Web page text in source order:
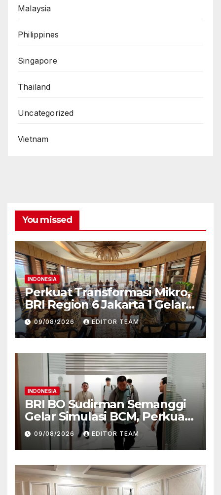
Malaysia
Philippines
Singapore
Thailand
Uncategorized
Vietnam
You missed
INDONESIA
Perkuat Transformasi Mikro,
BRI Region 6 Jakarta 1 Gelar
Pembekalan Motivasi dan
Sharing Session Bersama
Direktur Mikro
09/08/2026 EDITOR TEAM
INDONESIA
BRI BO Sudirman Semanggi
Gelar Simulasi BCM, Perkuat
Kesiapan Hadapi Kondisi
Darurat
09/08/2026 EDITOR TEAM